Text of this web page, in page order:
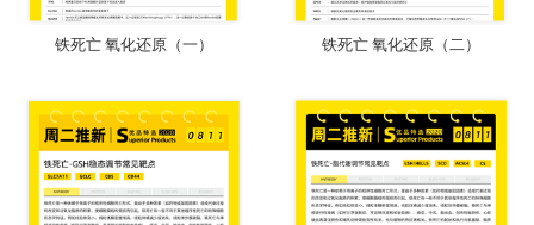
下载
铁死亡 氧化还原（一） 下载
铁死亡 氧化还原（二）